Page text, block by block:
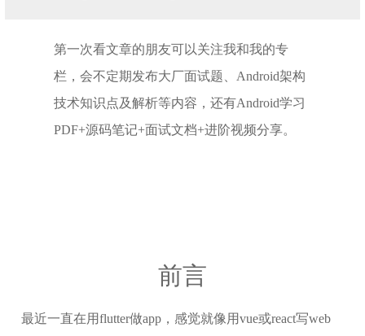
第一次看文章的朋友可以关注我和我的专
栏，会不定期发布大厂面试题、Android架构
技术知识点及解析等内容，还有Android学习
PDF+源码笔记+面试文档+进阶视频分享。
前言
最近一直在用flutter做app，感觉就像用vue或react写web